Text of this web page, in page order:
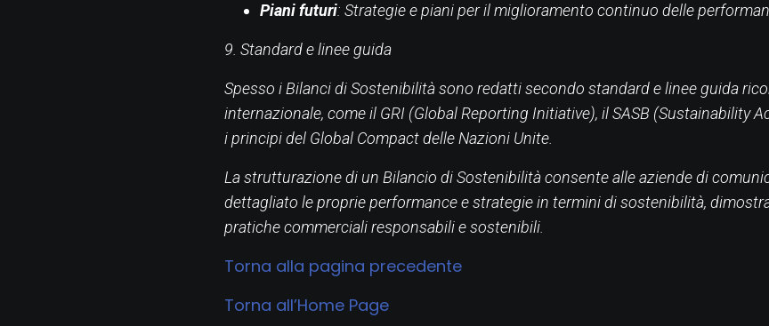
Piani futuri: Strategie e piani per il miglioramento continuo delle
9. Standard e linee guida
Spesso i Bilanci di Sostenibilità sono redatti secondo standard e linee guida
internazionale, come il GRI (Global Reporting Initiative), il SASB (Sustainability
i principi del Global Compact delle Nazioni Unite.
La strutturazione di un Bilancio di Sostenibilità consente alle aziende di
dettagliato le proprie performance e strategie in termini di sostenibilità,
pratiche commerciali responsabili e sostenibili.
Torna alla pagina precedente
Torna all’Home Page